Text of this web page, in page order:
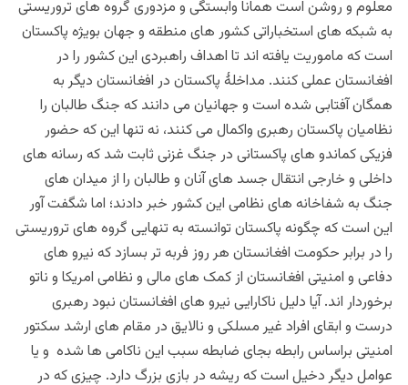
معلوم و روشن است همانا وابستگی و مزدوری گروه های تروریستی
به شبکه های استخباراتی کشور های منطقه و جهان بویژه پاکستان
است که ماموریت یافته اند تا اهداف راهبردی این کشور را در
افغانستان عملی کنند. مداخلۀ پاکستان در افغانستان دیگر به
همگان آفتابی شده است و جهانیان می دانند که جنگ طالبان را
نظامیان پاکستان رهبری واکمال می کنند، نه تنها این که حضور
فزیکی کماندو های پاکستانی در جنگ غزنی ثابت شد که رسانه های
داخلی و خارجی انتقال جسد های آنان و طالبان را از میدان های
جنگ به شفاخانه های نظامی این کشور خبر دادند؛ اما شگفت آور
این است که چگونه پاکستان توانسته به تنهایی گروه های تروریستی
را در برابر حکومت افغانستان هر روز فربه تر بسازد که نیرو های
دفاعی و امنیتی افغانستان از کمک های مالی و نظامی امریکا و ناتو
برخوردار اند. آیا دلیل ناکارایی نیرو های افغانستان نبود رهبری
درست و ابقای افراد غیر مسلکی و نالایق در مقام های ارشد سکتور
امنیتی براساس رابطه بجای ضابطه سبب این ناکامی ها شده و یا
عوامل دیگر دخیل است که ریشه در بازی بزرگ دارد. چیزی که در